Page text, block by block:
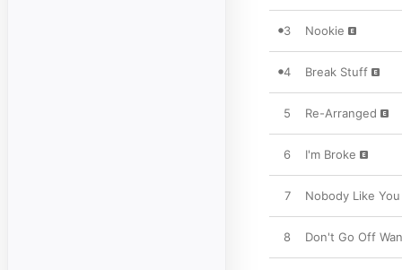
3 Nookie
4 Break Stuff
5 Re-Arranged
6 I'm Broke
7 Nobody Like You
8 Don't Go Off